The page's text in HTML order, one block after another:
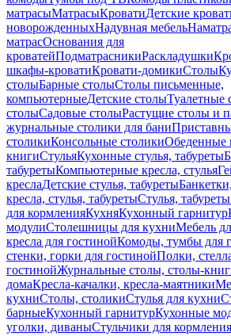
матрасыМатрасыКроватиДетские
новорожденныхНадувная мебель
матрасОснования для
кроватейПодматрасникиРаскладушки
шкафы-кроватиКровати-домикиСтолы
столыБарные столыСтолы письменные,
компьютерныеДетские столыТуалетные
столыСадовые столыРастущие столы и
журнальные столики для бани
столикиКонсольные столикиОбеденные
книгиСтульяКухонные стулья, табуреты
табуретыКомпьютерные кресла, стулья
креслаДетские стулья, табуреты
кресла, стулья, табуретыСтулья,
для кормленияКухняКухонный гарнитур
модулиСтолешницы для кухниМебель
кресла для гостинойКомоды, тумбы для
стенки, горки для гостинойПолки,
гостинойЖурнальные столы, столы-
домаКресла-качалки, кресла-маятники
кухниСтолы, столикиСтулья для кухни
барныеКухонный гарнитурКухонные
уголки, диваныСтульчики для кормления